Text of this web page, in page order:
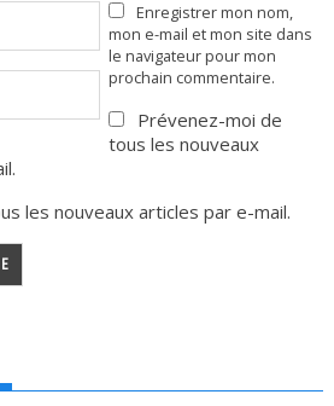
Enregistrer mon nom,
mon e-mail et mon site dans
le navigateur pour mon
prochain commentaire.
Prévenez-moi de
tous les nouveaux
les nouveaux articles par e-mail.